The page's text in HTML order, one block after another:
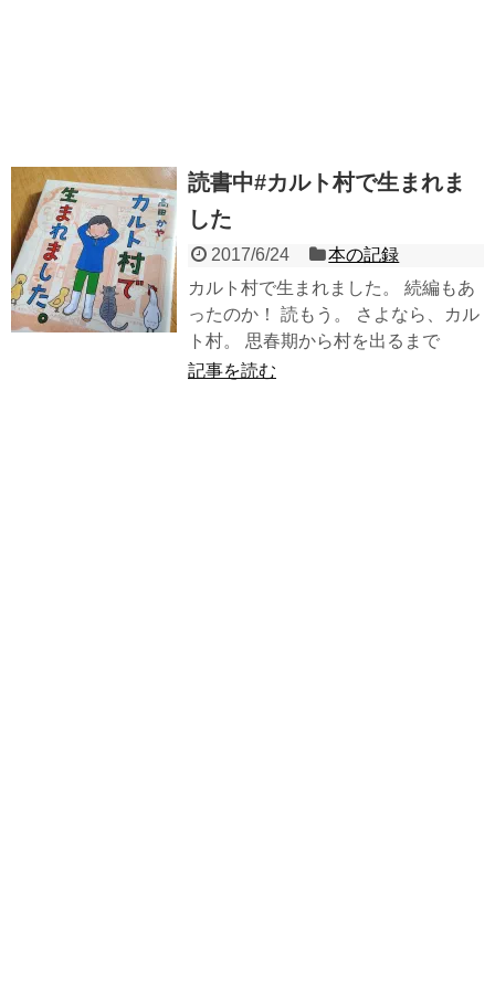
読書中#カルト村で生まれま
した
2017/6/24
本の記録
カルト村で生まれました。 続編もあ
ったのか！ 読もう。 さよなら、カル
ト村。 思春期から村を出るまで
記事を読む